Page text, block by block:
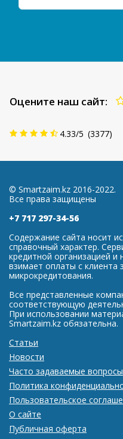
Оцените наш сайт:
4.33/5 (3377)
© Smartzaim.kz 2016-2022.
Все права защищены
+7 717 297-34-56
Содержание сайта носит
справочный характер.
кредитной организацией
взимает оплаты с клиента
микрокредитования.
Все представленные
соответствующую
При использовании
Smartzaim.kz обязательна.
Статьи
Новости
Часто задаваемые вопросы
Политика
Пользовательское
О сайте
Публичная оферта